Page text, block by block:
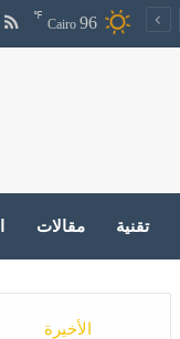
Cairo 96
℉
تقنية مقالات
الأخيرة